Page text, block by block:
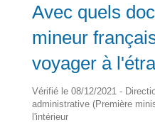
Avec quels
mineur
voyager à
Vérifié le 08/12/2021 -
administrative (Première
l'intérieur